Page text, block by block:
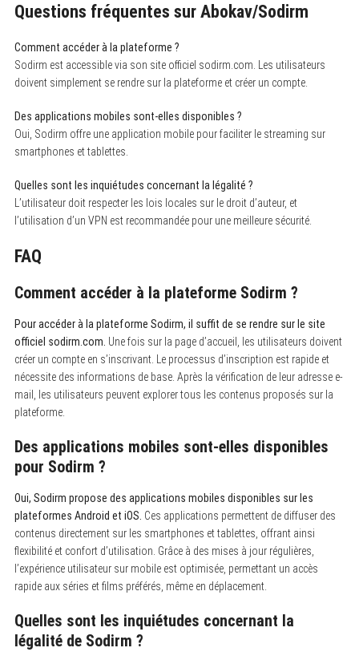
Questions fréquentes sur Abokav/Sodirm
Comment accéder à la plateforme ?
Sodirm est accessible via son site officiel sodirm.com. Les utilisateurs
doivent simplement se rendre sur la plateforme et créer un compte.
Des applications mobiles sont-elles disponibles ?
Oui, Sodirm offre une application mobile pour faciliter le streaming sur
smartphones et tablettes.
Quelles sont les inquiétudes concernant la légalité ?
L’utilisateur doit respecter les lois locales sur le droit d’auteur, et
l’utilisation d’un VPN est recommandée pour une meilleure sécurité.
FAQ
Comment accéder à la plateforme Sodirm ?
Pour accéder à la plateforme Sodirm, il suffit de se rendre sur le site
officiel sodirm.com. Une fois sur la page d’accueil, les utilisateurs doivent
créer un compte en s’inscrivant. Le processus d’inscription est rapide et
nécessite des informations de base. Après la vérification de leur adresse e-
mail, les utilisateurs peuvent explorer tous les contenus proposés sur la
plateforme.
Des applications mobiles sont-elles disponibles
pour Sodirm ?
Oui, Sodirm propose des applications mobiles disponibles sur les
plateformes Android et iOS. Ces applications permettent de diffuser des
contenus directement sur les smartphones et tablettes, offrant ainsi
flexibilité et confort d’utilisation. Grâce à des mises à jour régulières,
l’expérience utilisateur sur mobile est optimisée, permettant un accès
rapide aux séries et films préférés, même en déplacement.
Quelles sont les inquiétudes concernant la
légalité de Sodirm ?